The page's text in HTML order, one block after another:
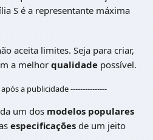
S é a representante máxima
aceita limites. Seja para criar,
a melhor qualidadepossível.
a publicidade ---------------
um dos modelos populares
especificaçõesde um jeito